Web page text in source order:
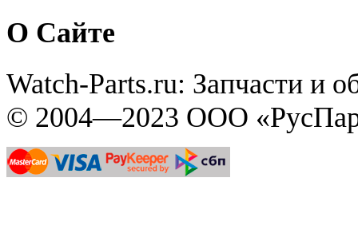
О Сайте
Watch-Parts.ru: Запчасти и
© 2004—2023 ООО